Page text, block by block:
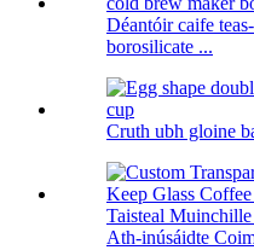
Déantóir caife
borosilicate ...
Cruth ubh gloine
Taisteal Muinchille
Ath-inúsáidte